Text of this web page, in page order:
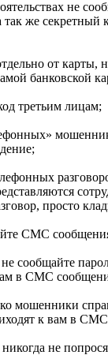
не
так же секретный
от карты,
банковской
третьим лицам;
просто
СМС
сообщайте
в СМС
мошенники
к вам в
не